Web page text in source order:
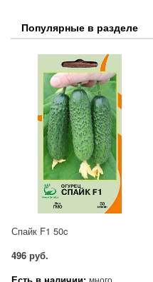
Популярные в разделе
Спайк F1 50c
496 руб.
много